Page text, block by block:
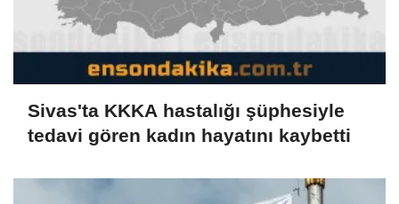
Sivas'ta KKKA hastalığı şüphesiyle
tedavi gören kadın hayatını kaybetti